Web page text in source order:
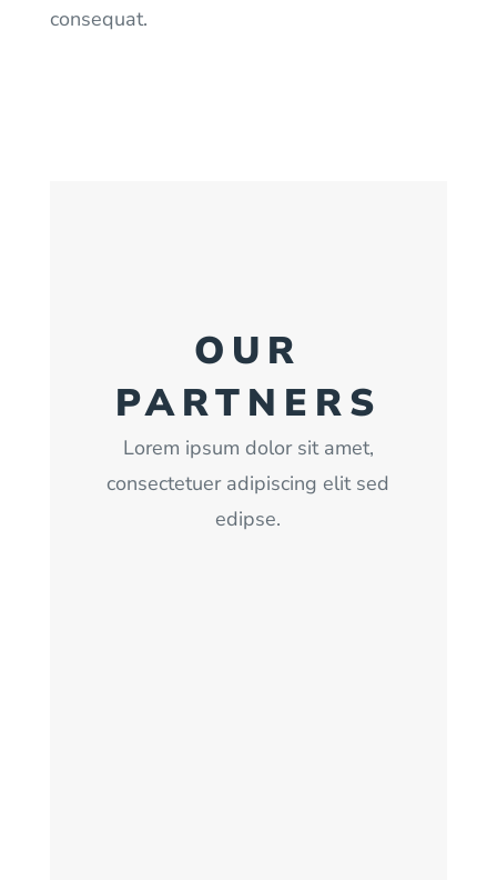
consequat.
OUR
PARTNERS
Lorem ipsum dolor sit amet,
consectetuer adipiscing elit sed
edipse.